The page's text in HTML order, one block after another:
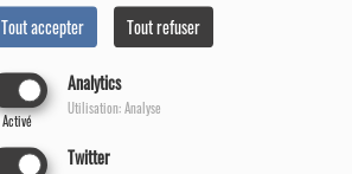
Tout accepter Tout refuser
Analytics
Activé
Utilisation: Analyse
Twitter